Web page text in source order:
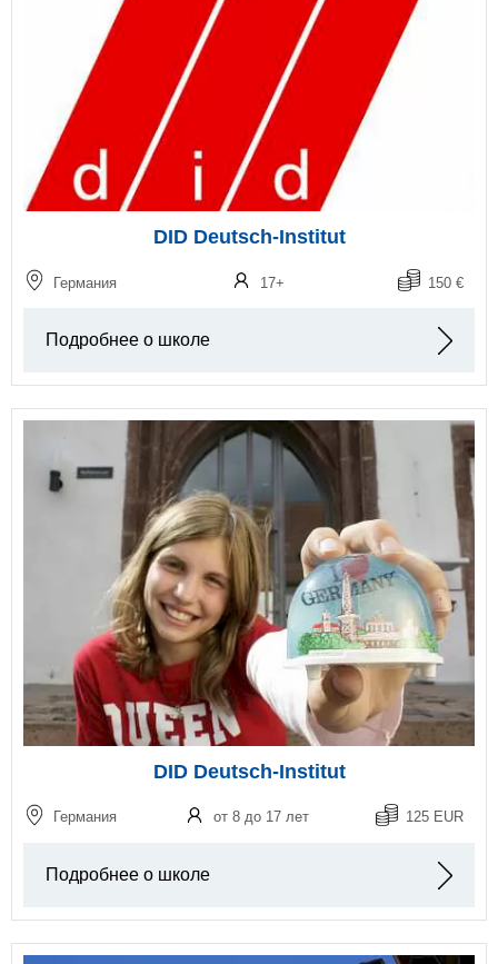
DID Deutsch-Institut
Германия 17+ 150 €
Подробнее о школе
DID Deutsch-Institut
Германия от 8 до 17 лет 125 EUR
Подробнее о школе